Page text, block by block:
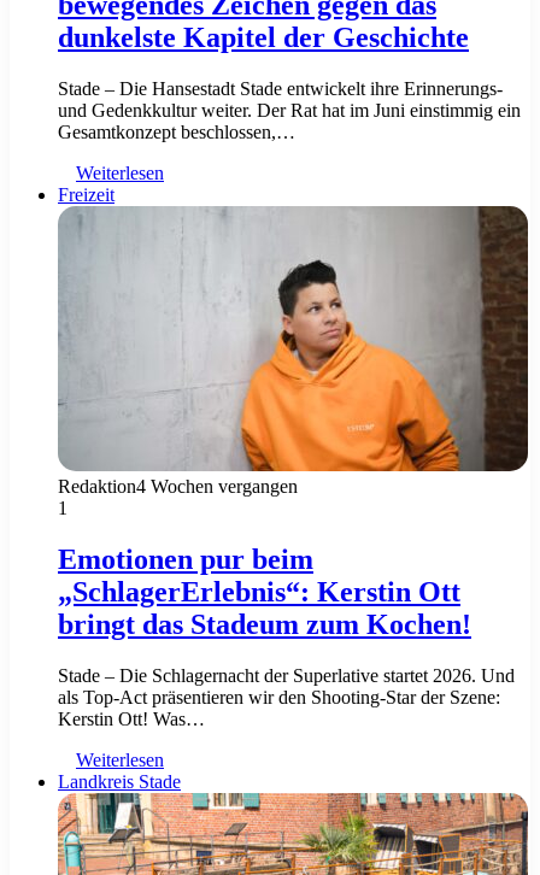
dunkelste Kapitel der Geschichte
Stade – Die Hansestadt Stade entwickelt ihre Erinnerungs-
und Gedenkkultur weiter. Der Rat hat im Juni einstimmig ein
Gesamtkonzept beschlossen,…
Weiterlesen
Freizeit
Redaktion4 Wochen vergangen
1
Emotionen pur beim
„SchlagerErlebnis“: Kerstin Ott
bringt das Stadeum zum Kochen!
Stade – Die Schlagernacht der Superlative startet 2026. Und
als Top-Act präsentieren wir den Shooting-Star der Szene:
Kerstin Ott! Was…
Weiterlesen
Landkreis Stade